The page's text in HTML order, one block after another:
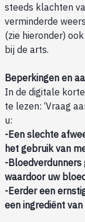
steeds klachten
verminderde
(zie hieronder)
bij de arts.
Beperkingen en
In de digitale
te lezen: ‘Vraag
u:
-Een slechte
het gebruik van
-
waardoor uw
-Eerder een
een ingrediënt van